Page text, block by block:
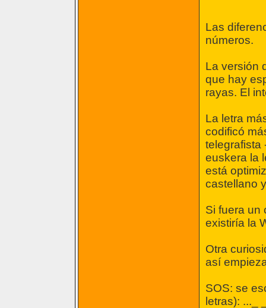
Las
números.
La versión
que hay
rayas. El
La letra
codificó
telegrafista
euskera la
está
castellano
Si fuera un
existiría la
Otra
así
SOS: se
letras): ..._